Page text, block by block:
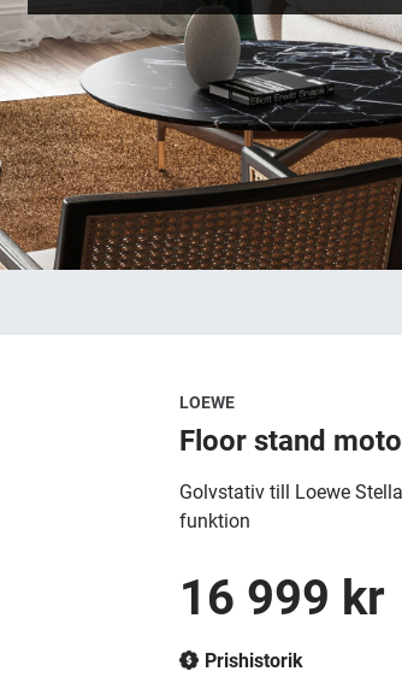
LOEWE
Floor stand
Golvstativ till Loewe
funktion
16 999 kr
Prishistorik